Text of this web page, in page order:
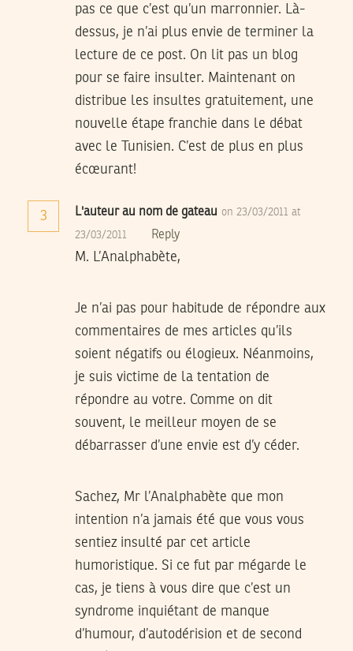
pas ce que c’est qu’un marronnier. Là-
dessus, je n’ai plus envie de terminer la
lecture de ce post. On lit pas un blog
pour se faire insulter. Maintenant on
distribue les insultes gratuitement, une
nouvelle étape franchie dans le débat
avec le Tunisien. C’est de plus en plus
écœurant!
3 L'auteur au nom de gateau on 23/03/2011 at
23/03/2011 Reply
M. L’Analphabète,
Je n’ai pas pour habitude de répondre aux
commentaires de mes articles qu’ils
soient négatifs ou élogieux. Néanmoins,
je suis victime de la tentation de
répondre au votre. Comme on dit
souvent, le meilleur moyen de se
débarrasser d’une envie est d’y céder.
Sachez, Mr l’Analphabète que mon
intention n’a jamais été que vous vous
sentiez insulté par cet article
humoristique. Si ce fut par mégarde le
cas, je tiens à vous dire que c’est un
syndrome inquiétant de manque
d’humour, d’autodérision et de second